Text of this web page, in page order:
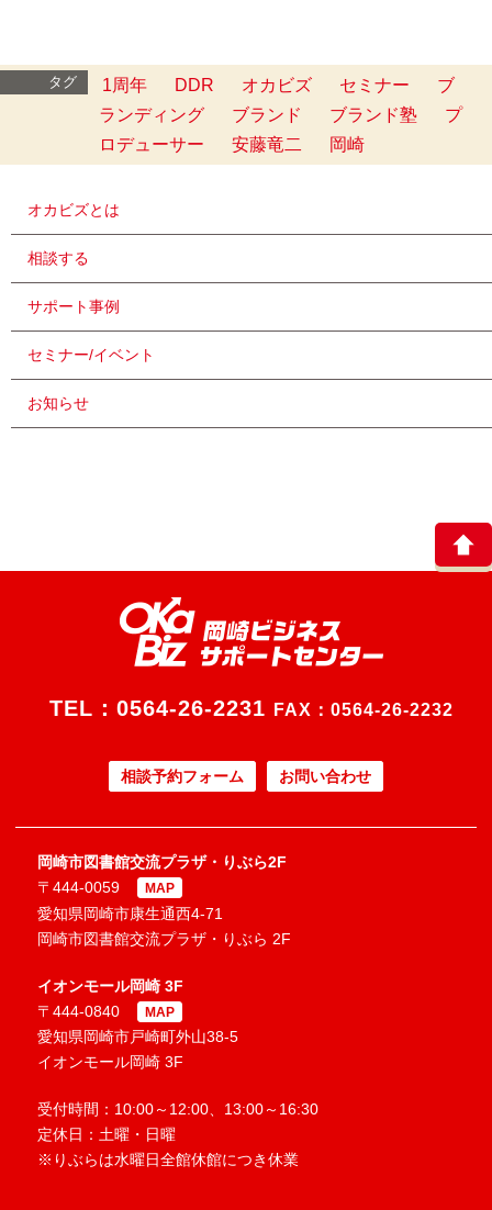
タグ 1周年 DDR オカビズ セミナー
ブ
ランディング
ブランド ブランド塾
プ
ロデューサー
安藤竜二 岡崎
オカビズとは
相談する
サポート事例
セミナー/イベント
お知らせ
TEL： 0564-26-2231 FAX：0564-26-2232
相談予約フォーム お問い合わせ
岡崎市図書館交流プラザ・りぶら2F
〒444-0059
MAP
愛知県岡崎市康生通西4-71
岡崎市図書館交流プラザ・りぶら 2F
イオンモール岡崎 3F
〒444-0840
MAP
愛知県岡崎市戸崎町外山38-5
イオンモール岡崎 3F
受付時間：10:00～12:00、13:00～16:30
定休日：土曜・日曜
※りぶらは水曜日全館休館につき休業